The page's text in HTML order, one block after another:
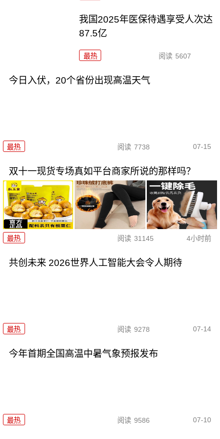
我国2025年医保待遇享受人次达
87.5亿
最热 阅读 5607
今日入伏，20个省份出现高温天气
最热 阅读 7738 07-15
双十一现货专场真如平台商家所说的那样吗？
最热 阅读 31145 4小时前
共创未来 2026世界人工智能大会令人期待
最热 阅读 9278 07-14
今年首期全国高温中暑气象预报发布
最热 阅读 9586 07-10